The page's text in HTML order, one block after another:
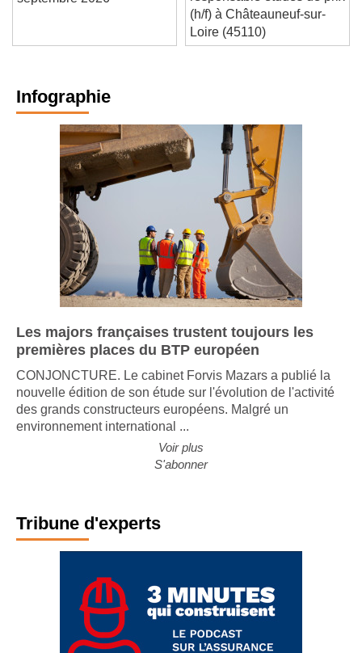
responsable études de prix
(h/f) à Châteauneuf-sur-
Loire (45110)
Infographie
Les majors françaises trustent toujours les
premières places du BTP européen
CONJONCTURE. Le cabinet Forvis Mazars a publié la
nouvelle édition de son étude sur l'évolution de l'activité
des grands constructeurs européens. Malgré un
Voir plus
Tribune d'experts